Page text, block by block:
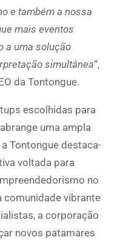
e também a nossa
mais eventos
a uma solução
simultânea“,
da Tontongue.
escolhidas para
uma ampla
Tontongue destaca-
voltada para
no
comunidade vibrante
a corporação
novos patamares